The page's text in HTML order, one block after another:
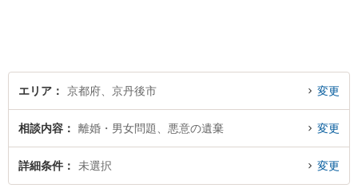
エリア 京都府、京丹後市 変更
相談内容 離婚・男女問題、悪意の遺棄 変更
詳細条件 未選択 変更